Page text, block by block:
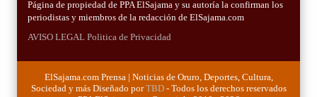
Página de propiedad de PPA ElSajama y su autoría la confirman los
periodistas y miembros de la redacción de ElSajama.com
AVISO LEGAL Politica de Privacidad
ElSajama.com Prensa | Noticias de Oruro, Deportes, Cultura,
Sociedad y más Diseñado porTBD- Todos los derechos reservados